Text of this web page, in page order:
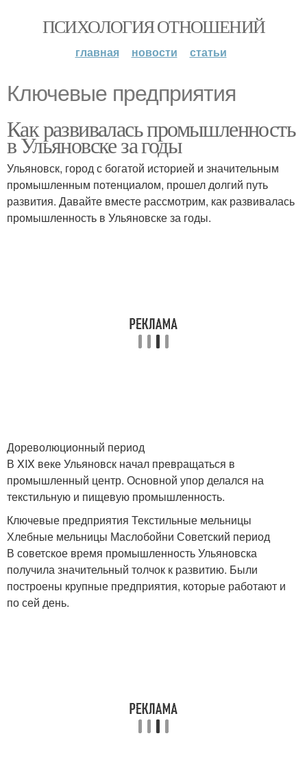
ПСИХОЛОГИЯ ОТНОШЕНИЙ
главная новости статьи
Ключевые предприятия
Как развивалась промышленность
в Ульяновске за годы
Ульяновск, город с богатой историей и значительным
промышленным потенциалом, прошел долгий путь
развития. Давайте вместе рассмотрим, как развивалась
промышленность в Ульяновске за годы.
Дореволюционный период
В XIX веке Ульяновск начал превращаться в
промышленный центр. Основной упор делался на
текстильную и пищевую промышленность.
Ключевые предприятия Текстильные мельницы
Хлебные мельницы Маслобойни Советский период
В советское время промышленность Ульяновска
получила значительный толчок к развитию. Были
построены крупные предприятия, которые работают и
по сей день.